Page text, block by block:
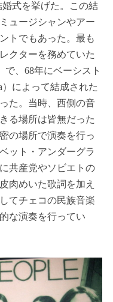
婚式を挙げた。この結
ュージシャンやアー
トでもあった。最も
クターを務めていた
で、68年にベーシスト
によって結成された
た。当時、西側の音
る場所は皆無だった
の場所で演奏を行っ
ット・アンダーグラ
共産党やソビエトの
肉めいた歌詞を加え
てチェコの民族音楽
な演奏を行ってい